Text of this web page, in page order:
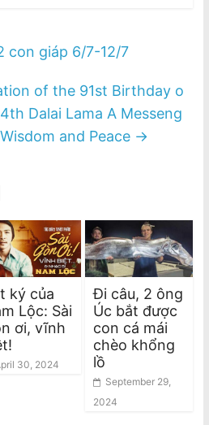
con giáp 6/7-12/7
of the 91st Birthday o
Dalai Lama A Messeng
and Peace →
ký của
Lộc: Sài
ơi, vĩnh
30, 2024
Đi câu, 2 ông
Úc bắt được
con cá mái
chèo khổng
lồ
September 29,
2024